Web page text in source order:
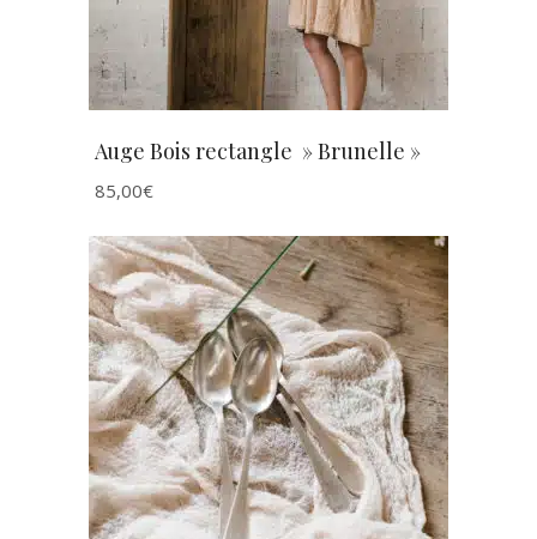
Auge Bois rectangle » Brunelle »
85,00€
AJOUTER AU PANIER